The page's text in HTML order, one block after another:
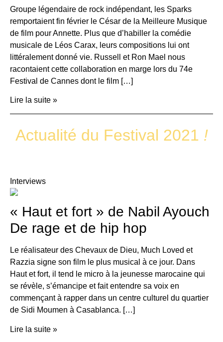
Groupe légendaire de rock indépendant, les Sparks
remportaient fin février le César de la Meilleure Musique
de film pour Annette. Plus que d’habiller la comédie
musicale de Léos Carax, leurs compositions lui ont
littéralement donné vie. Russell et Ron Mael nous
racontaient cette collaboration en marge lors du 74e
Festival de Cannes dont le film […]
Lire la suite »
Actualité du Festival 2021 !
Interviews
« Haut et fort » de Nabil Ayouch
De rage et de hip hop
Le réalisateur des Chevaux de Dieu, Much Loved et
Razzia signe son film le plus musical à ce jour. Dans
Haut et fort, il tend le micro à la jeunesse marocaine qui
se révèle, s’émancipe et fait entendre sa voix en
commençant à rapper dans un centre culturel du quartier
de Sidi Moumen à Casablanca. […]
Lire la suite »